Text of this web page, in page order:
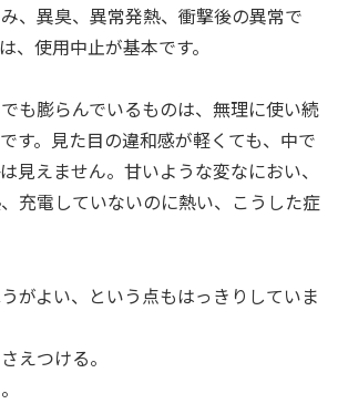
、異臭、異常発熱、衝撃後の異常で
、使用中止が基本です。
も膨らんでいるものは、無理に使い続
す。見た目の違和感が軽くても、中で
見えません。甘いような変なにおい、
充電していないのに熱い、こうした症
がよい、という点もはっきりしていま
えつける。